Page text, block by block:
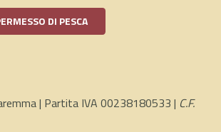
DI PESCA
| Partita IVA 00238180533 | C.F.